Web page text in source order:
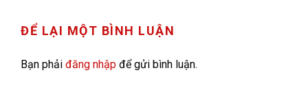
ĐỂ LẠI MỘT BÌNH LUẬN
Bạn phải đăng nhập để gửi bình luận.